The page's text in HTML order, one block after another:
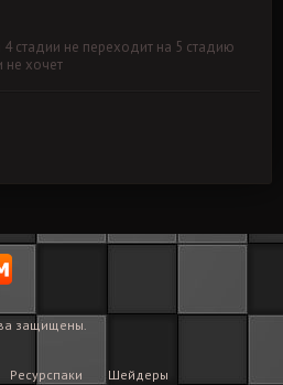
стадии не переходит на 5 стадию
не хочет
защищены.
Ресурспаки Шейдеры